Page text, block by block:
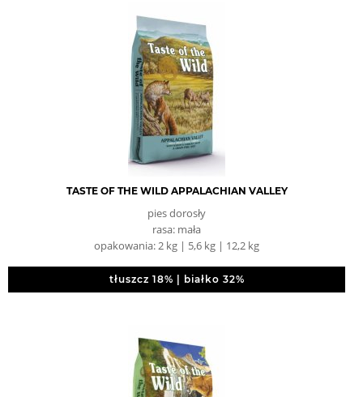
TASTE OF THE WILD APPALACHIAN VALLEY
pies dorosły
rasa: mała
opakowania: 2 kg | 5,6 kg | 12,2 kg
tłuszcz 18% | białko 32%